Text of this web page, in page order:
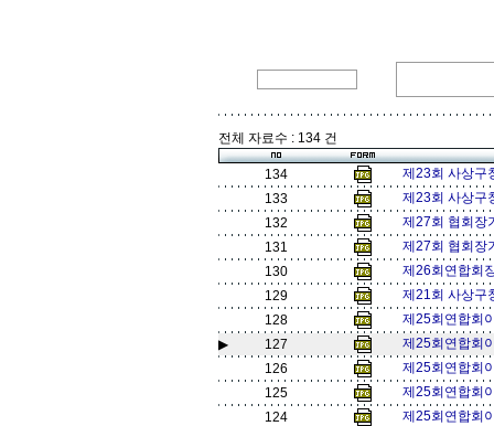
전체 자료수 : 134 건
134
제23회 사상구
133
제23회 사상구
132
제27회 협회장
131
제27회 협회장
130
제26회연합회
129
제21회 사상구
128
제25회연합회
▶
127
제25회연합회
126
제25회연합회
125
제25회연합회
124
제25회연합회